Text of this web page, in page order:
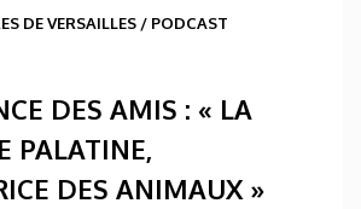
DE VERSAILLES / PODCAST
DES AMIS : « LA
PALATINE,
DES ANIMAUX »